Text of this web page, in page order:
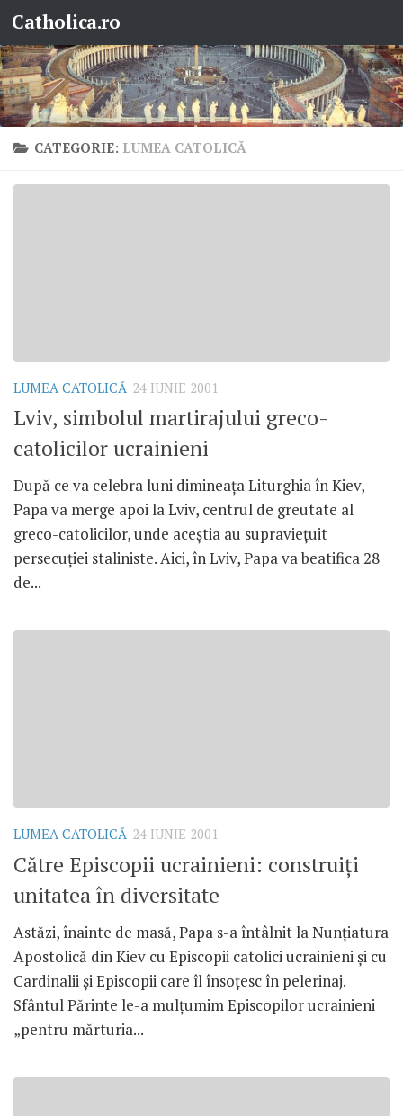
Skip to content
Catholica.ro
CATEGORIE: LUMEA CATOLICĂ
LUMEA CATOLICĂ 24 IUNIE 2001
Lviv, simbolul martirajului greco-
catolicilor ucrainieni
După ce va celebra luni dimineaţa Liturghia în Kiev,
Papa va merge apoi la Lviv, centrul de greutate al
greco-catolicilor, unde aceştia au supravieţuit
persecuţiei staliniste. Aici, în Lviv, Papa va beatifica 28
de...
LUMEA CATOLICĂ 24 IUNIE 2001
Către Episcopii ucrainieni: construiţi
unitatea în diversitate
Astăzi, înainte de masă, Papa s-a întâlnit la Nunţiatura
Apostolică din Kiev cu Episcopii catolici ucrainieni şi cu
Cardinalii şi Episcopii care îl însoţesc în pelerinaj.
Sfântul Părinte le-a mulţumim Episcopilor ucrainieni
„pentru mărturia...